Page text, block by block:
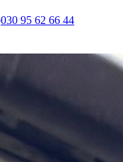
030 95 62 66 44